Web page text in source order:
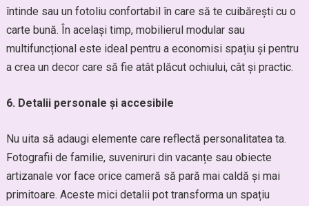
întinde sau un fotoliu confortabil în care să te cuibărești cu o
carte bună. În același timp, mobilierul modular sau
multifuncțional este ideal pentru a economisi spațiu și pentru
a crea un decor care să fie atât plăcut ochiului, cât și practic.
6. Detalii personale și accesibile
Nu uita să adaugi elemente care reflectă personalitatea ta.
Fotografii de familie, suveniruri din vacanțe sau obiecte
artizanale vor face orice cameră să pară mai caldă și mai
primitoare. Aceste mici detalii pot transforma un spațiu